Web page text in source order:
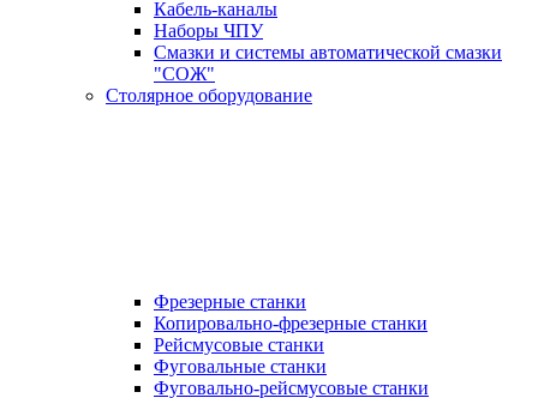
Кабель-каналы
Наборы ЧПУ
Смазки и системы автоматической смазки
"СОЖ"
Столярное оборудование
Фрезерные станки
Копировально-фрезерные станки
Рейсмусовые станки
Фуговальные станки
Фуговально-рейсмусовые станки